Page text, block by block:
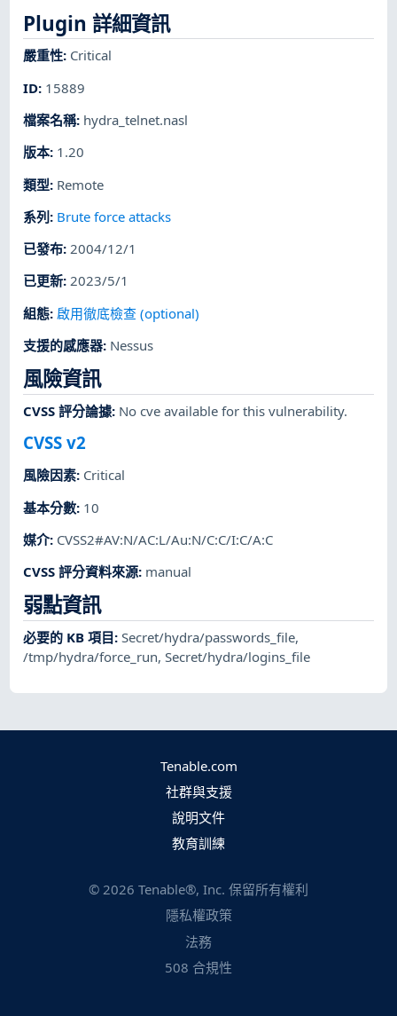
Plugin 詳細資訊
嚴重性: Critical
ID: 15889
檔案名稱: hydra_telnet.nasl
版本: 1.20
類型: Remote
系列: Brute force attacks
已發布:2004/12/1
已更新:2023/5/1
組態: 啟用徹底檢查 (optional)
支援的感應器: Nessus
風險資訊
CVSS 評分論據: No cve available for this vulnerability.
CVSS v2
風險因素: Critical
基本分數: 10
媒介: CVSS2#AV:N/AC:L/Au:N/C:C/I:C/A:C
CVSS 評分資料來源: manual
弱點資訊
必要的 KB 項目:Secret/hydra/passwords_file,
/tmp/hydra/force_run,Secret/hydra/logins_file
Tenable.com
社群與支援
說明文件
教育訓練
© 2026 Tenable®, Inc. 保留所有權利
隱私權政策
法務
508 合規性